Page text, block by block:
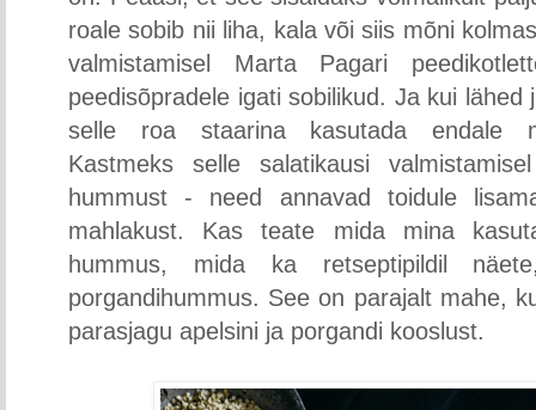
roale sobib nii liha, kala või siis mõni
valmistamisel Marta Pagari
peedisõpradele igati sobilikud. Ja kui
selle roa staarina kasutada endale
Kastmeks selle salatikausi
hummust - need annavad toidule
mahlakust. Kas teate mida mina
hummus, mida ka retseptipildil
porgandihummus. See on parajalt mahe,
parasjagu apelsini ja porgandi kooslust.